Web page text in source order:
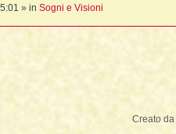
» in Sogni e Visioni
Creato da